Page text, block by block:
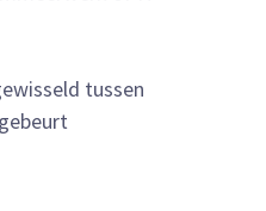
tussen